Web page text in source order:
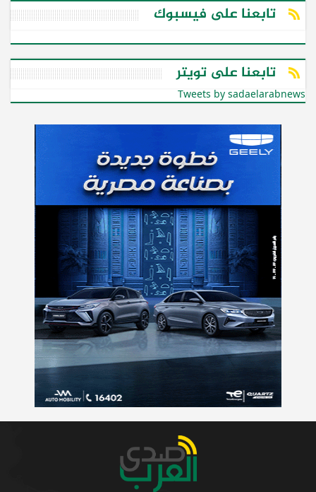
تابعنا على فيسبوك
تابعنا على تويتر
Tweets by sadaelarabnews